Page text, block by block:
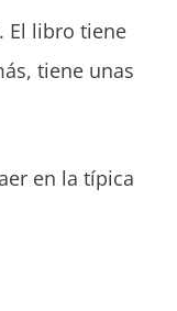
El libro tiene
tiene unas
en la típica